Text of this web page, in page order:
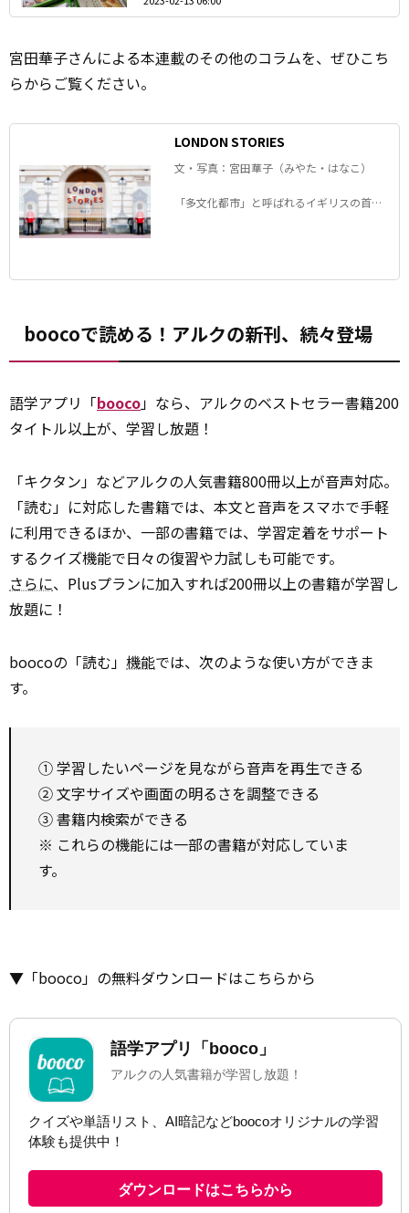
宮田華子さんによる本連載のその他のコラムを、ぜひこち
らからご覧ください。
LONDON STORIES
文・写真：宮田華子（みやた・はなこ）
「多文化都市」と呼ばれるイギリスの首都
boocoで読める！アルクの新刊、続々登場
語学アプリ「booco」なら、アルクのベストセラー書籍200
タイトル以上が、学習し放題！
「キクタン」などアルクの人気書籍800冊以上が音声対応。
「読む」に対応した書籍では、本文と音声をスマホで手軽
に利用できるほか、一部の書籍では、学習定着をサポート
するクイズ機能で日々の復習や力試しも可能です。
さらに、Plusプランに加入すれば200冊以上の書籍が学習し
放題に！
boocoの「読む」 機能では、次のような使い方ができま
す。
① 学習したいページを見ながら音声を再生できる
② 文字サイズや画面の明るさを調整できる
③ 書籍内検索ができる
※ これらの機能には一部の書籍が対応していま
す。
▼「booco」の無料ダウンロードはこちらから